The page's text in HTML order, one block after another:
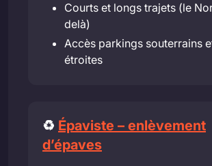
Courts et longs trajets (le
delà)
Accès parkings souterrains
étroites
♻️ Épaviste – enlèvement
d’épaves